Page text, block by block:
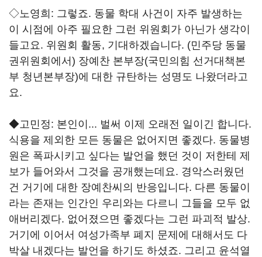
◇노영희: 그렇죠. 동물 학대 사건이 자주 발생하는
이 시점에 아주 필요한 그런 위원회가 아닌가 생각이
들고요. 위원회 활동, 기대하겠습니다. (민주당 동물
권위원회에서) 장예찬 본부장(국민의힘 선거대책본
부 청년본부장)에 대한 규탄하는 성명도 나왔더라고
요.
◆고민정: 본인이... 벌써 이제 오래전 일이긴 합니다.
식용을 제외한 모든 동물은 없어지면 좋겠다. 동물병
원은 폭파시키고 싶다는 발언을 했던 것이 저한테 제
보가 들어와서 그것을 공개했는데요. 경악스러웠던
건 거기에 대한 장예찬씨의 반응입니다. 다른 동물이
라는 존재는 인간인 우리와는 다르니 그들을 모두 없
애버리겠다. 없어졌으면 좋겠다는 그런 파괴적 발상.
거기에 이어서 여성가족부 폐지 문제에 대해서도 다
박살 내겠다는 발언을 하기도 하셨죠. 그리고 윤석열